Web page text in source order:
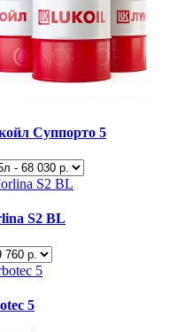
Суппорто 5
S2 BL
5